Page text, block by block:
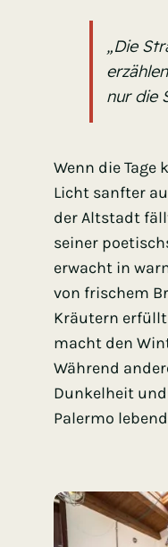
„Die
nur die
Wenn die Tage
Licht sanfter
der Altstadt
seiner
erwacht in
von frischem
Kräutern erfüllt
macht den
Während
Dunkelheit
Palermo